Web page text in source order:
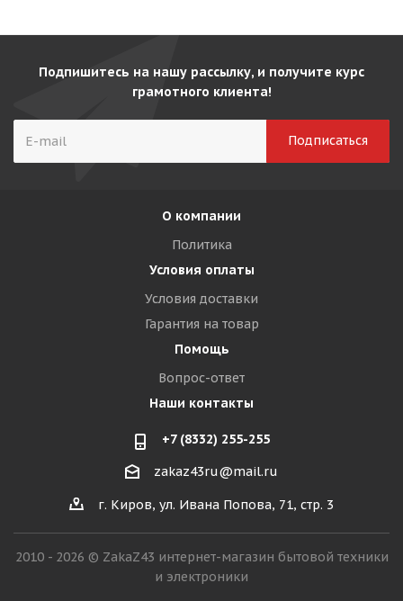
Подпишитесь на нашу рассылку, и получите курс
грамотного клиента!
О компании
Политика
Условия оплаты
Условия доставки
Гарантия на товар
Помощь
Вопрос-ответ
Наши контакты
+7 (8332) 255-255
zakaz43ru@mail.ru
г. Киров, ул. Ивана Попова, 71, стр. 3
2010 - 2026 © ZakaZ43 интернет-магазин бытовой техники
и электроники